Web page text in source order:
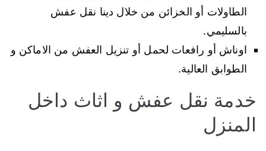
الطاولات أو الخزائن من خلال دينا نقل عفش
بالسليمي.
اوناش أو رافعات لحمل أو تنزيل العفش من الاماكن و
الطوابق العالية.
خدمة نقل عفش و اثاث داخل
المنزل